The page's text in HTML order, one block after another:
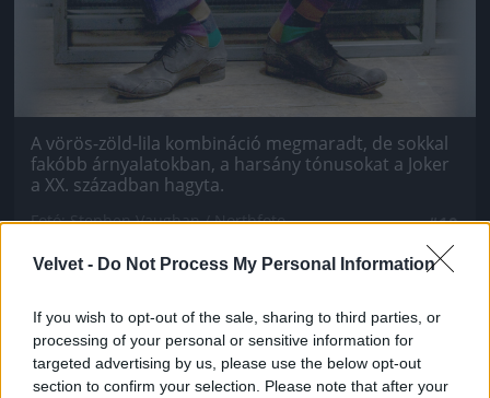
Velvet - Do Not Process My Personal Information
If you wish to opt-out of the sale, sharing to third parties, or
processing of your personal or sensitive information for
targeted advertising by us, please use the below opt-out
section to confirm your selection. Please note that after your
A vörös-zöld-lila kombináció megmaradt, de sokkal
fakóbb árnyalatokban, a harsány tónusokat a Joker
a XX. században hagyta.
Fotó: Stephen Vaughan / Northfoto #10
Jön még kép!